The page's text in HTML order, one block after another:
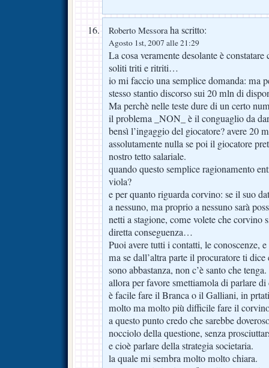
Roberto Messoraha scritto:
Agosto 1st, 2007 alle 21:29
La cosa veramente desolante è
soliti triti e ritriti…
io mi faccio una semplice domanda: ma
stesso stantio discorso sui 20 mln di
Ma perchè nelle teste dure di un certo
il problema _NON_ è il conguaglio da
bensì l’ingaggio del giocatore? avere 20
assolutamente nulla se poi il giocatore
nostro tetto salariale.
quando questo semplice ragionamento
viola?
e per quanto riguarda corvino: se il suo
a nessuno, ma proprio a nessuno sarà
netti a stagione, come volete che corvino
diretta conseguenza…
Puoi avere tutti i contatti, le conoscenze,
ma se dall’altra parte il procuratore ti
sono abbastanza, non c’è santo che tenga.
allora per favore smettiamola di parlare
è facile fare il Branca o il Galliani, in
molto ma molto più difficile fare il
a questo punto credo che sarebbe
nocciolo della questione, senza
e cioè parlare della strategia societaria.
la quale mi sembra molto molto chiara.